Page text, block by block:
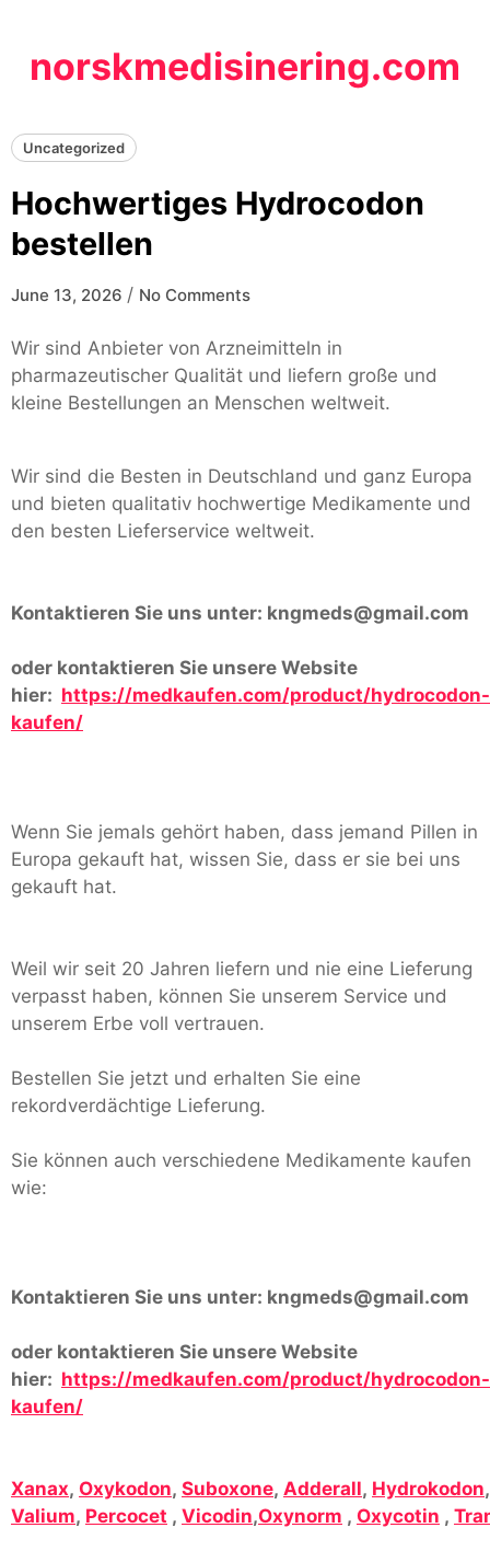
contentnorskmedisinering.com
Uncategorized
Hochwertiges Hydrocodon
bestellen
June 13, 2026 / No Comments
Wir sind Anbieter von Arzneimitteln in
pharmazeutischer Qualität und liefern große und
kleine Bestellungen an Menschen weltweit.
Wir sind die Besten in Deutschland und ganz Europa
und bieten qualitativ hochwertige Medikamente und
den besten Lieferservice weltweit.
Kontaktieren Sie uns unter: kngmeds@gmail.com
oder kontaktieren Sie unsere Website
hier: https://medkaufen.com/product/hydrocodon-
kaufen/
Wenn Sie jemals gehört haben, dass jemand Pillen in
Europa gekauft hat, wissen Sie, dass er sie bei uns
gekauft hat.
Weil wir seit 20 Jahren liefern und nie eine Lieferung
verpasst haben, können Sie unserem Service und
unserem Erbe voll vertrauen.
Bestellen Sie jetzt und erhalten Sie eine
rekordverdächtige Lieferung.
Sie können auch verschiedene Medikamente kaufen
wie:
Kontaktieren Sie uns unter: kngmeds@gmail.com
oder kontaktieren Sie unsere Website
hier: https://medkaufen.com/product/hydrocodon-
kaufen/
Xanax, Oxykodon, Suboxone, Adderall, Hydrokodon
Valium, Percocet , Vicodin,Oxynorm , Oxycotin ,